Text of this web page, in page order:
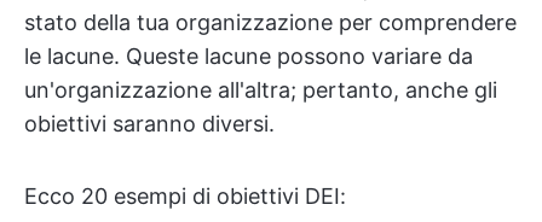
stato della tua organizzazione per comprendere
le lacune. Queste lacune possono variare da
un'organizzazione all'altra; pertanto, anche gli
obiettivi saranno diversi.
Ecco 20 esempi di obiettivi DEI: